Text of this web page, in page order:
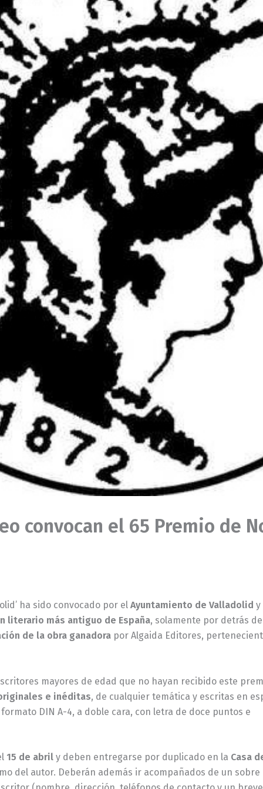
convocan el 65 Premio de
ha sido convocado por el Ayuntamiento de Valladolid y
literario más antiguo de España, solamente por detrás
de la obra ganadora por Algaida Editores,
mayores de edad que no hayan recibido este
e inéditas, de cualquier temática y escritas en
DIN A-4, a doble cara, con letra de doce puntos e
15 de abril y deben entregarse por duplicado en la Casa
del autor. Deberán además ir acompañados de un